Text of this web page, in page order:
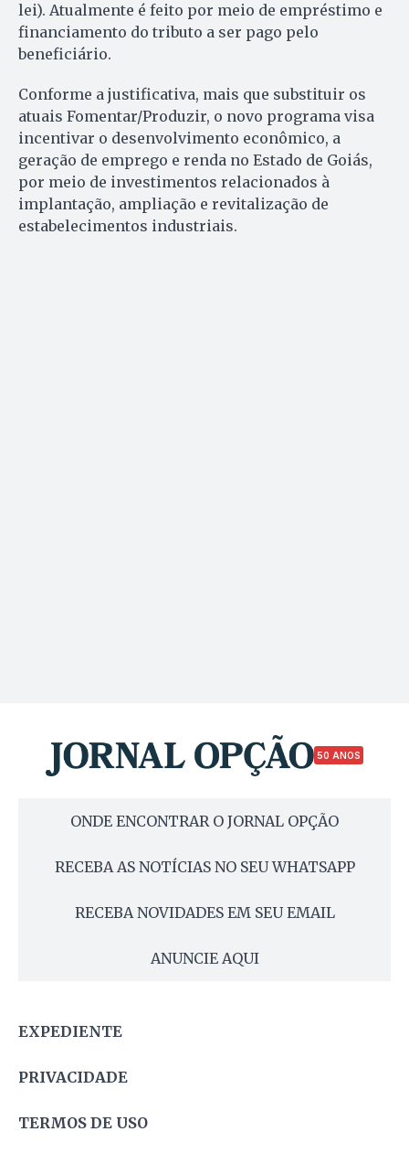
lei). Atualmente é feito por meio de empréstimo e
financiamento do tributo a ser pago pelo
beneficiário.
Conforme a justificativa, mais que substituir os
atuais Fomentar/Produzir, o novo programa visa
incentivar o desenvolvimento econômico, a
geração de emprego e renda no Estado de Goiás,
por meio de investimentos relacionados à
implantação, ampliação e revitalização de
estabelecimentos industriais.
50 ANOS
ONDE ENCONTRAR O JORNAL OPÇÃO
RECEBA AS NOTÍCIAS NO SEU WHATSAPP
RECEBA NOVIDADES EM SEU EMAIL
ANUNCIE AQUI
EXPEDIENTE
PRIVACIDADE
TERMOS DE USO